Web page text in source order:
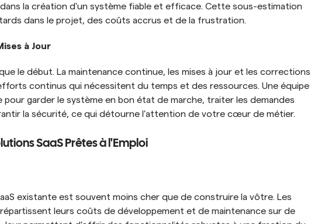
la création d'un système fiable et efficace. Cette sous-estimation
dans le projet, des coûts accrus et de la frustration.
à Jour
le début. La maintenance continue, les mises à jour et les corrections
continus qui nécessitent du temps et des ressources. Une équipe
pour garder le système en bon état de marche, traiter les demandes
la sécurité, ce qui détourne l'attention de votre cœur de métier.
SaaS Prêtes à l'Emploi
existante est souvent moins cher que de construire la vôtre. Les
répartissent leurs coûts de développement et de maintenance sur de